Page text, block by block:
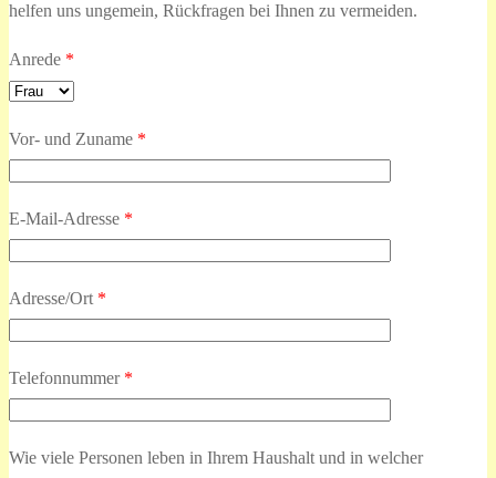
helfen uns ungemein, Rückfragen bei Ihnen zu vermeiden.
Anrede *
Vor- und Zuname *
E-Mail-Adresse *
Adresse/Ort *
Telefonnummer *
Wie viele Personen leben in Ihrem Haushalt und in welcher